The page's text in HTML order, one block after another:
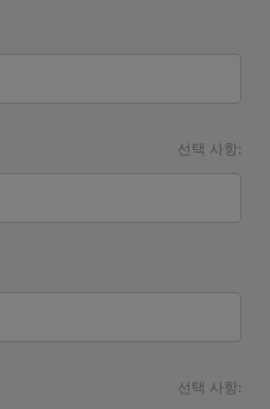
선택 사항:
선택 사항: